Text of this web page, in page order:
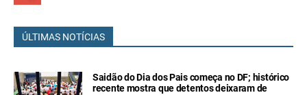
ÚLTIMAS NOTÍCIAS
Saidão do Dia dos Pais começa no DF; histórico
recente mostra que detentos deixaram de